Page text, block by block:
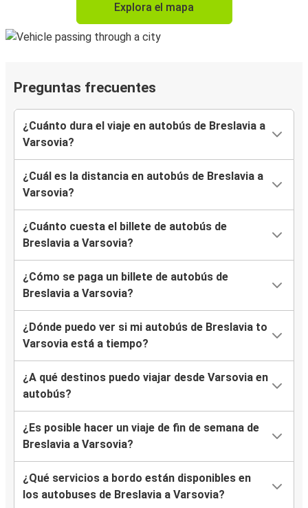
Explora el mapa
Preguntas frecuentes
¿Cuánto dura el viaje en autobús de Breslavia a
Varsovia?
¿Cuál es la distancia en autobús de Breslavia a
Varsovia?
¿Cuánto cuesta el billete de autobús de
Breslavia a Varsovia?
¿Cómo se paga un billete de autobús de
Breslavia a Varsovia?
¿Dónde puedo ver si mi autobús de Breslavia to
Varsovia está a tiempo?
¿A qué destinos puedo viajar desde Varsovia en
autobús?
¿Es posible hacer un viaje de fin de semana de
Breslavia a Varsovia?
¿Qué servicios a bordo están disponibles en
los autobuses de Breslavia a Varsovia?